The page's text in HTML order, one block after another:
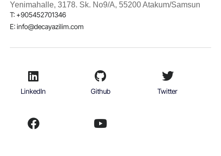
Yenimahalle, 3178. Sk. No9/A, 55200 Atakum/Samsun
T: +905452701346
E: info@decayazilim.com
LinkedIn Github Twitter